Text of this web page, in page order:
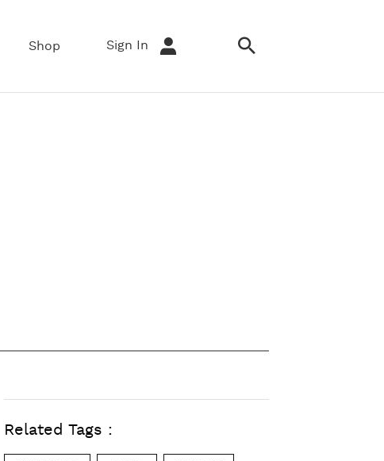
Shop Sign In
Related Tags :